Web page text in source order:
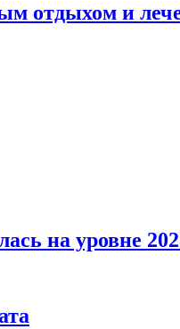
отдыхом и
на уровне